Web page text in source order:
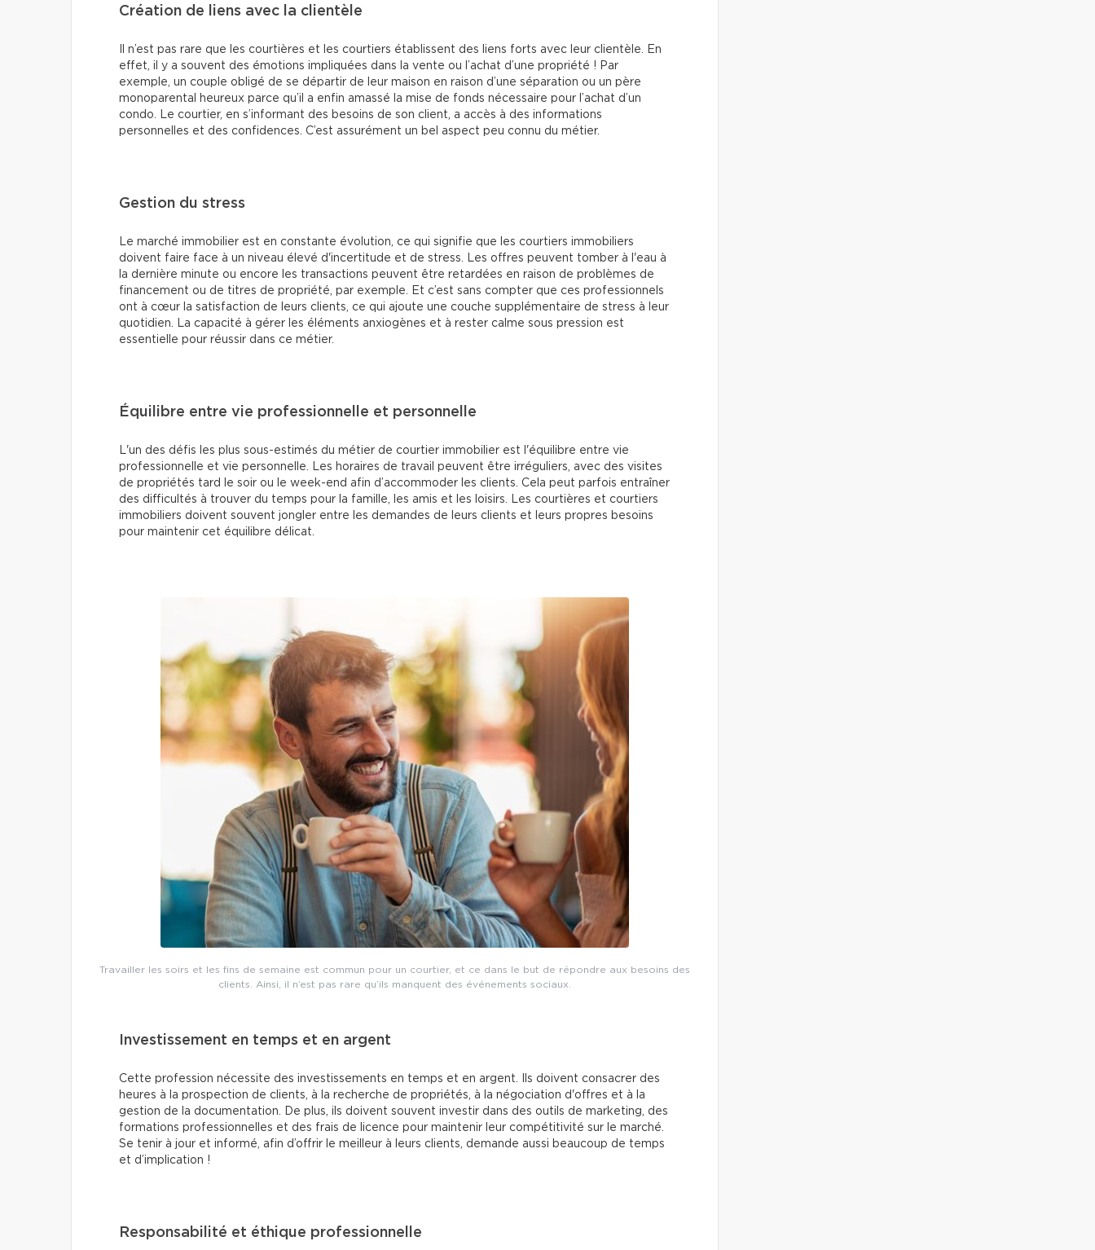
Création de liens avec la clientèle
Il n’est pas rare que les courtières et les courtiers établissent des liens forts avec leur clientèle. En
effet, il y a souvent des émotions impliquées dans la vente ou l’achat d’une propriété ! Par
exemple, un couple obligé de se départir de leur maison en raison d’une séparation ou un père
monoparental heureux parce qu’il a enfin amassé la mise de fonds nécessaire pour l’achat d’un
condo. Le courtier, en s’informant des besoins de son client, a accès à des informations
personnelles et des confidences. C’est assurément un bel aspect peu connu du métier.
Gestion du stress
Le marché immobilier est en constante évolution, ce qui signifie que les courtiers immobiliers
doivent faire face à un niveau élevé d'incertitude et de stress. Les offres peuvent tomber à l'eau à
la dernière minute ou encore les transactions peuvent être retardées en raison de problèmes de
financement ou de titres de propriété, par exemple. Et c’est sans compter que ces professionnels
ont à cœur la satisfaction de leurs clients, ce qui ajoute une couche supplémentaire de stress à leur
quotidien. La capacité à gérer les éléments anxiogènes et à rester calme sous pression est
essentielle pour réussir dans ce métier.
Équilibre entre vie professionnelle et personnelle
L'un des défis les plus sous-estimés du métier de courtier immobilier est l'équilibre entre vie
professionnelle et vie personnelle. Les horaires de travail peuvent être irréguliers, avec des visites
de propriétés tard le soir ou le week-end afin d’accommoder les clients. Cela peut parfois entraîner
des difficultés à trouver du temps pour la famille, les amis et les loisirs. Les courtières et courtiers
immobiliers doivent souvent jongler entre les demandes de leurs clients et leurs propres besoins
pour maintenir cet équilibre délicat.
Travailler les soirs et les fins de semaine est commun pour un courtier, et ce dans le but de répondre aux besoins des
clients. Ainsi, il n’est pas rare qu’ils manquent des événements sociaux.
Investissement en temps et en argent
Cette profession nécessite des investissements en temps et en argent. Ils doivent consacrer des
heures à la prospection de clients, à la recherche de propriétés, à la négociation d'offres et à la
gestion de la documentation. De plus, ils doivent souvent investir dans des outils de marketing, des
formations professionnelles et des frais de licence pour maintenir leur compétitivité sur le marché.
Se tenir à jour et informé, afin d’offrir le meilleur à leurs clients, demande aussi beaucoup de temps
et d’implication !
Responsabilité et éthique professionnelle